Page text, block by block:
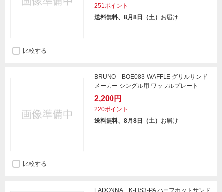
251ポイント
送料無料、8月8日（土） お届け
比較する
BRUNO BOE083-WAFFLE グリルサンド
メーカー シングル用 ワッフルプレート
2,200円
220ポイント
送料無料、8月8日（土） お届け
比較する
LADONNA K-HS3-PA ハーフホットサンド